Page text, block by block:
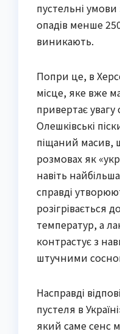
пустельні умови
опадів менше
виникають.
Попри це, в
місце, яке вже
привертає
Олешківські
піщаний масив,
розмовах як
навіть
справді
розігрівається
температур, а
контрастує з
штучними
Насправді
пустеля в
який саме сенс